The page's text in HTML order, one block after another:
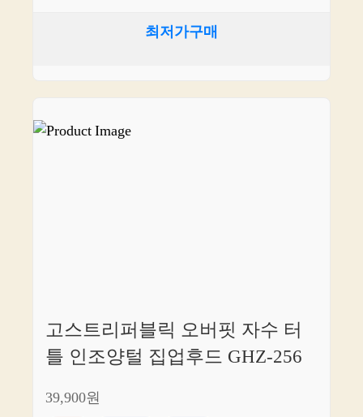
최저가구매
고스트리퍼블릭 오버핏 자수 터
틀 인조양털 집업후드 GHZ-256
39,900원